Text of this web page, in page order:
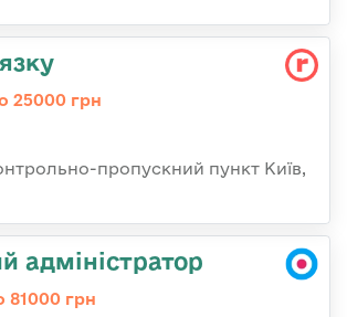
25000 грн
пропускний пункт Київ,
адміністратор
81000 грн